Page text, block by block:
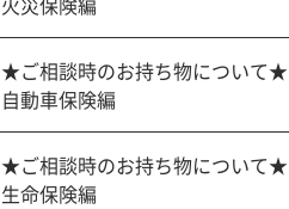
★ご相談時のお持ち物について★
自動車保険編
★ご相談時のお持ち物について★
生命保険編